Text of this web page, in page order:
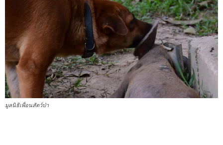
มูลนิธิเพื่อนสัตว์ป่า